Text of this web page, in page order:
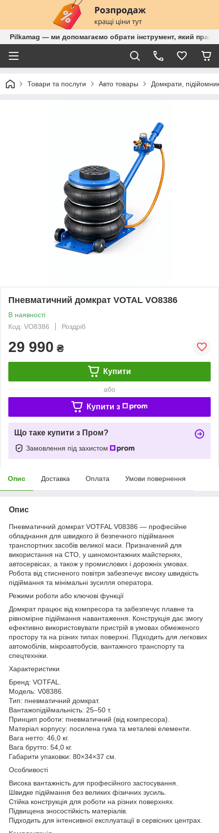
Pilkamag — ми допомагаємо обрати інструмент, який
Товари та послуги Авто товары Домкрати,
Пневматичний домкрат VOTAL VO8386
В наявності
Код: VO8386
Роздріб
29 990 ₴
Купити
або
Купити з
Що таке купити з Пром?
Замовлення під захистом
Опис Доставка Оплата Умови повернення
Опис
Пневматичний домкрат VOTFAL V08386 — професійне
обладнання для швидкого й безпечного підіймання
транспортних засобів великої маси. Призначений для
використання на СТО, у шиномонтажних майстернях,
автосервісах, а також у промислових і дорожніх умовах.
Робота від стисненого повітря забезпечує високу швидкість
підіймання та мінімальні зусилля оператора.
Режими роботи або ключові функції
Домкрат працює від компресора та забезпечує плавне та
рівномірне підіймання навантаження. Конструкція дає змогу
ефективно використовувати пристрій в умовах обмеженого
простору та на різних типах поверхні. Підходить для легкових
автомобілів, мікроавтобусів, вантажного транспорту та
спецтехніки.
Характеристики
Бренд: VOTFAL.
Модель: V08386.
Тип: пневматичний домкрат.
Вантажопідіймальність: 25–50 т.
Принцип роботи: пневматичний (від компресора).
Матеріал корпусу: посилена гума та металеві елементи.
Вага нетто: 46,0 кг.
Вага брутто: 54,0 кг.
Габарити упаковки: 80×34×37 см.
Особливості
Висока вантажність для професійного застосування.
Швидке підіймання без великих фізичних зусиль.
Стійка конструкція для роботи на різних поверхнях.
Підвищена зносостійкість матеріалів.
Підходить для інтенсивної експлуатації в сервісних центрах.